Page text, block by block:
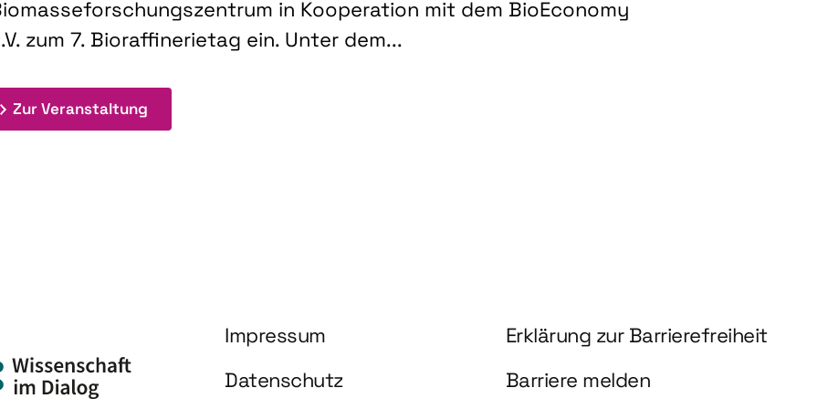
in Kooperation mit dem BioEconomy
zum 7. Bioraffinerietag ein. Unter dem...
Zur Veranstaltung: 7. Bioraffinerietag "Schlüsseltechnologien für biobasierte Produkte und Kraftstoffe"
Information und Service
Impressum
Erklärung zur Barrierefreiheit
Datenschutz
Barriere melden